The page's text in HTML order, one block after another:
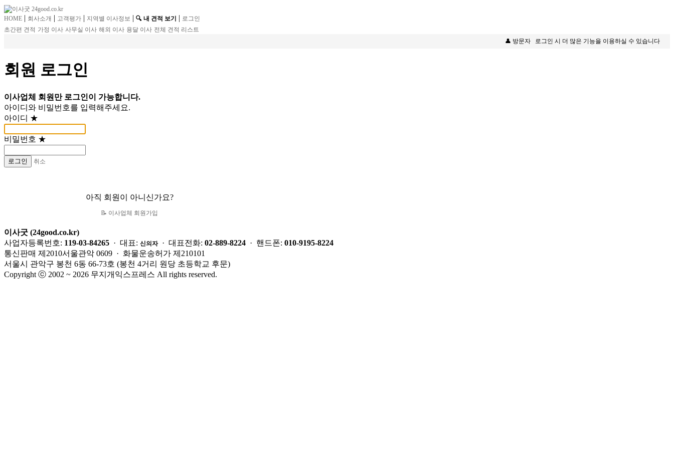
HOME | 회사소개 | 고객평가 | 지역별 이사정보 | 🔍 내 견적 보기 | 로그인
초간편 견적 가정 이사 사무실 이사 해외 이사 용달 이사 전체 견적 리스트
👤 방문자
로그인 시 더 많은 기능을 이용하실 수 있습니다
회원 로그인
이사업체 회원만 로그인이 가능합니다.
아이디와 비밀번호를 입력해주세요.
아이디 ★
비밀번호 ★
로그인 취소
아직 회원이 아니신가요?
📝 이사업체 회원가입
이사굿 (24good.co.kr)
사업자등록번호: 119-03-84265 · 대표: 신의자· 대표전화: 02-889-8224 · 핸드폰: 010-9195-8224
통신판매 제2010서울관악 0609 · 화물운송허가 제210101
서울시 관악구 봉천 6동 66-73호 (봉천 4거리 원당 초등학교 후문)
Copyright ⓒ 2002 ~ 2026 무지개익스프레스 All rights reserved.